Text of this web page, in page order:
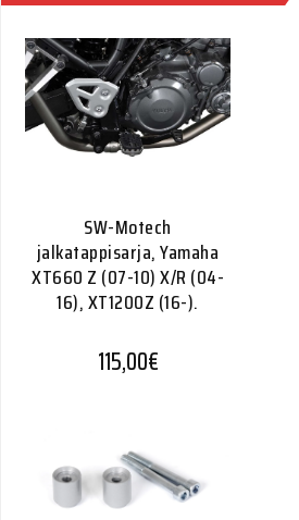
NineT/
F
900.
Quantity
SW-Motech
jalkatappisarja, Yamaha
XT660 Z (07-10) X/R (04-
16), XT1200Z (16-).
115,00€